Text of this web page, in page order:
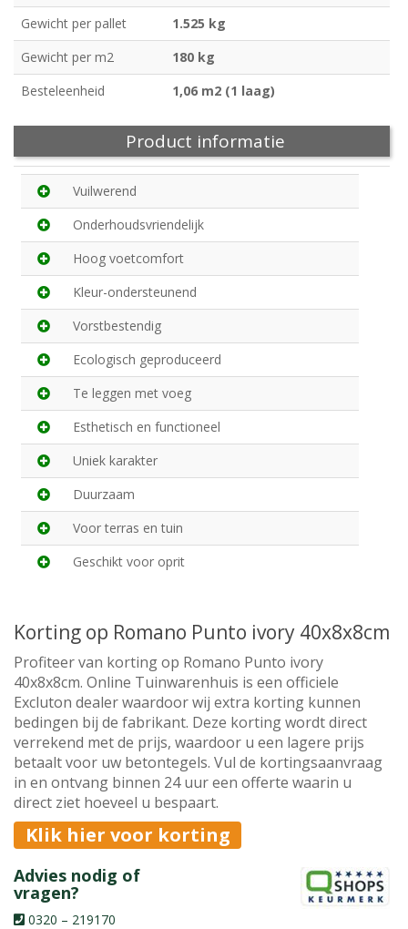
Gewicht per pallet
1.525 kg
Gewicht per m2
180 kg
Besteleenheid
1,06 m2 (1 laag)
Product informatie
Vuilwerend
Onderhoudsvriendelijk
Hoog voetcomfort
Kleur-ondersteunend
Vorstbestendig
Ecologisch geproduceerd
Te leggen met voeg
Esthetisch en functioneel
Uniek karakter
Duurzaam
Voor terras en tuin
Geschikt voor oprit
Korting op Romano Punto ivory 40x8x8cm
Profiteer van korting op Romano Punto ivory
40x8x8cm. Online Tuinwarenhuis is een officiele
Excluton dealer waardoor wij extra korting kunnen
bedingen bij de fabrikant. Deze korting wordt direct
verrekend met de prijs, waardoor u een lagere prijs
betaalt voor uw betontegels. Vul de kortingsaanvraag
in en ontvang binnen 24 uur een offerte waarin u
direct ziet hoeveel u bespaart.
Klik hier voor korting
Advies nodig of
vragen?
0320 – 219170